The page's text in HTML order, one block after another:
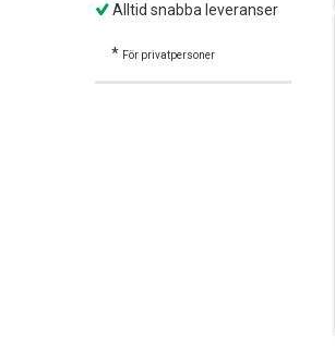
Alltid snabba leveranser
* För privatpersoner